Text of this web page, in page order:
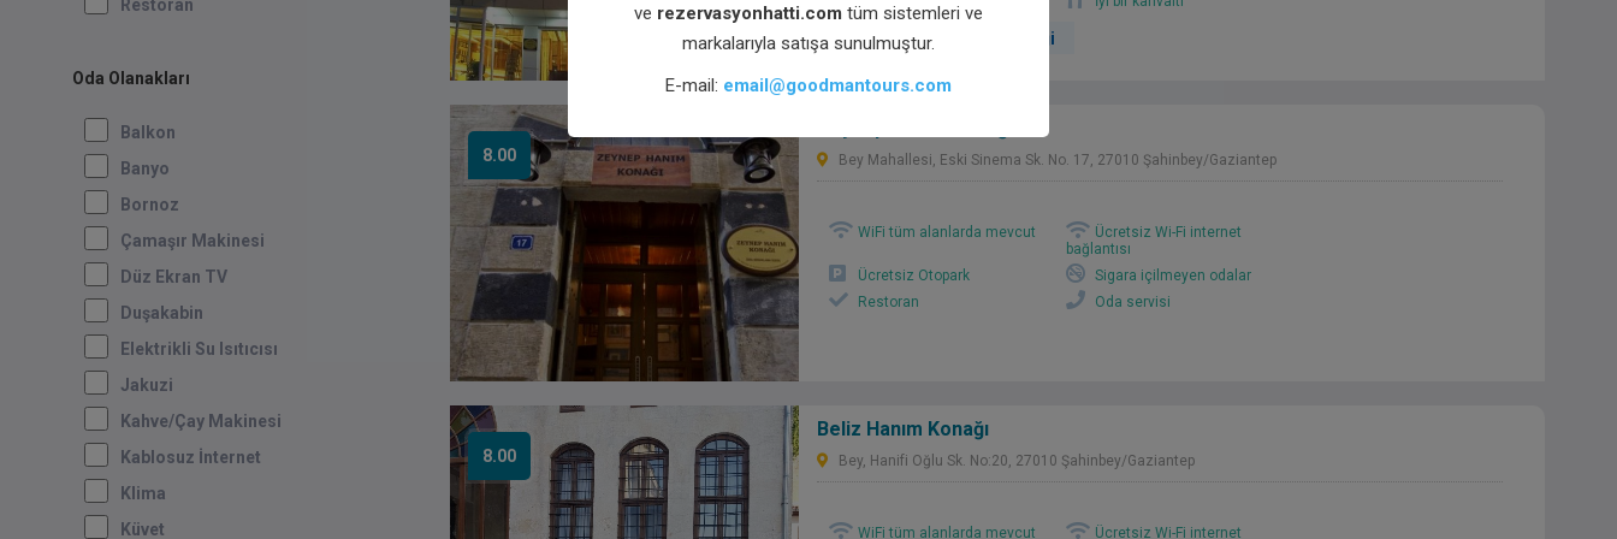
Restoran
Oda Olanakları
Balkon
Banyo
Bornoz
Çamaşır Makinesi
Düz Ekran TV
Duşakabin
Elektrikli Su Isıtıcısı
Jakuzi
Kahve/Çay Makinesi
Kablosuz İnternet
Klima
Küvet
Otelde Ödeme Seçeneği
8.00 Bey Mahallesi, Eski Sinema Sk. No. 17, 27010 Şahinbey/Gaziantep
WiFi tüm alanlarda mevcut
Ücretsiz Wi-Fi internet
bağlantısı
Ücretsiz Otopark
Sigara içilmeyen odalar
Restoran
Oda servisi
8.00
Beliz Hanım Konağı
Bey, Hanifi Oğlu Sk. No:20, 27010 Şahinbey/Gaziantep
WiFi tüm alanlarda mevcut Ücretsiz Wi-Fi internet
ve rezervasyonhatti.com tüm sistemleri ve
markalarıyla satışa sunulmuştur.
E-mail: email@goodmantours.com